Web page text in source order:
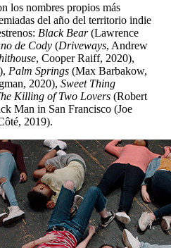
los nombres propios más
del año del territorio indie
Black Bear(Lawrence
de Cody (Driveways, Andrew
, Cooper Raiff, 2020),
Palm Springs (Max Barbakow,
2020), Sweet Thing
Killing of Two Lovers (Robert
Man in San Francisco (Joe
2019).